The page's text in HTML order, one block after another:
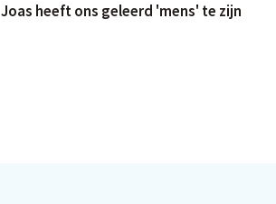
Joas heeft ons geleerd 'mens' te zijn